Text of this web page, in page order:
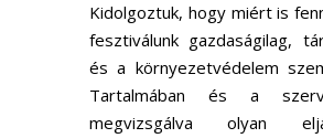
Kidolgoztuk, hogy miért is
fesztiválunk gazdaságilag,
és a környezetvédelem
Tartalmában és a
megvizsgálva olyan